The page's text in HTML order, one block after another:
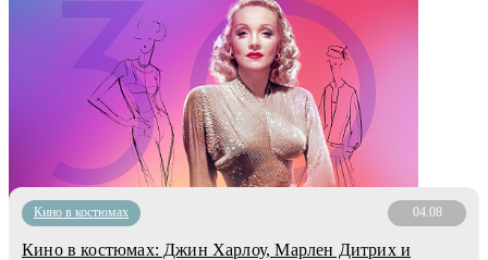
Кино в костюмах 04.08
Кино в костюмах: Джин Харлоу, Марлен Дитрих и